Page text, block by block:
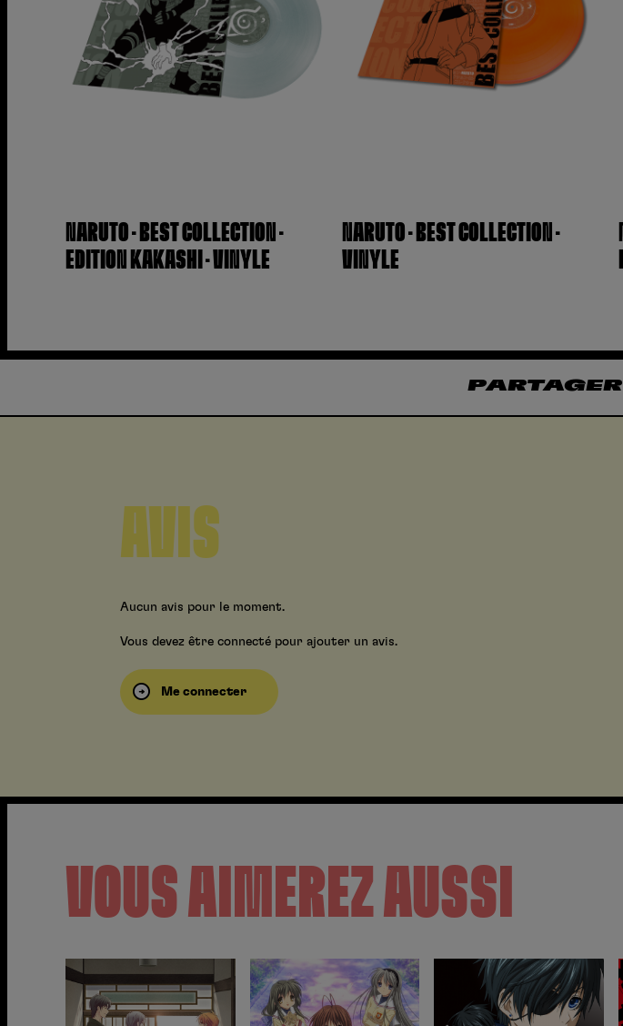
NARUTO – BEST COLLECTION –
EDITION KAKASHI – VINYLE
NARUTO – BEST COLLECTION –
VINYLE
PARTAGER
AVIS
Aucun avis pour le moment.
Vous devez être connecté pour ajouter un avis.
Me connecter
VOUS AIMEREZ AUSSI